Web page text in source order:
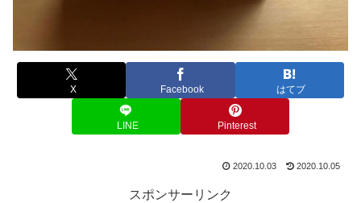
X Facebook はてブ
LINE Pinterest
2020.10.03 2020.10.05
スポンサーリンク